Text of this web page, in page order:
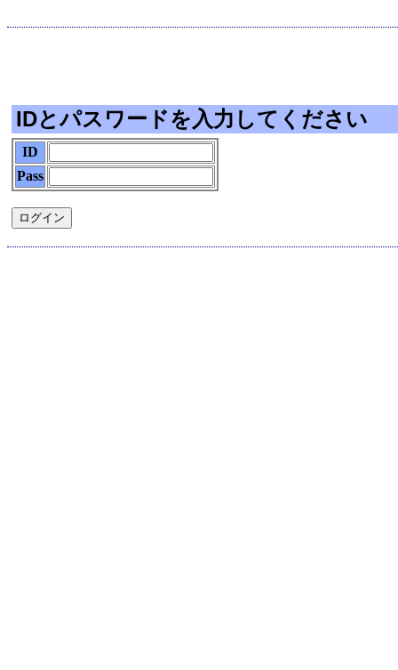
IDとパスワードを入力してください
ID
Pass